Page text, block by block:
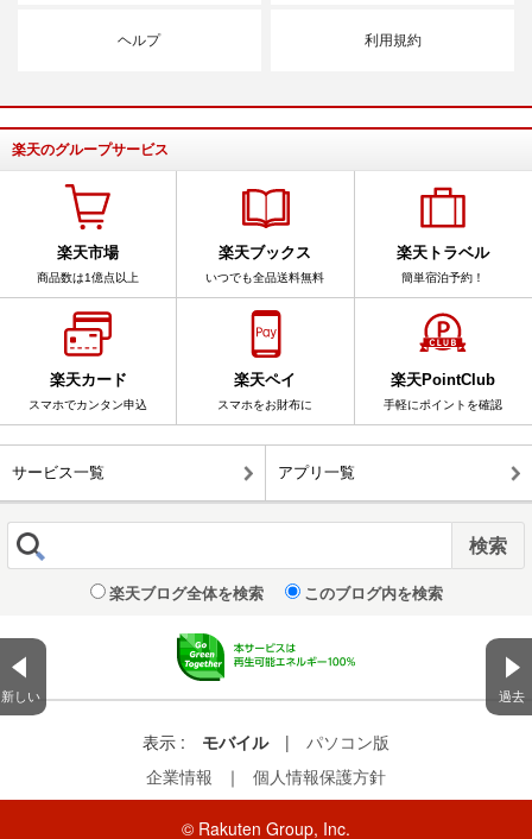
新しい 過去
ヘルプ 利用規約
楽天のグループサービス
楽天市場
商品数は1億点以上
楽天ブックス
いつでも全品送料無料
楽天トラベル
簡単宿泊予約！
楽天カード
スマホでカンタン申込
楽天ペイ
スマホをお財布に
楽天PointClub
手軽にポイントを確認
サービス一覧 アプリ一覧
楽天ブログ全体を検索 このブログ内を検索
表示 : モバイル |
パソコン版
企業情報
｜ 個人情報保護方針
© Rakuten Group, Inc.